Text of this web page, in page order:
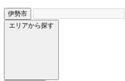
伊勢市
エリアから探す